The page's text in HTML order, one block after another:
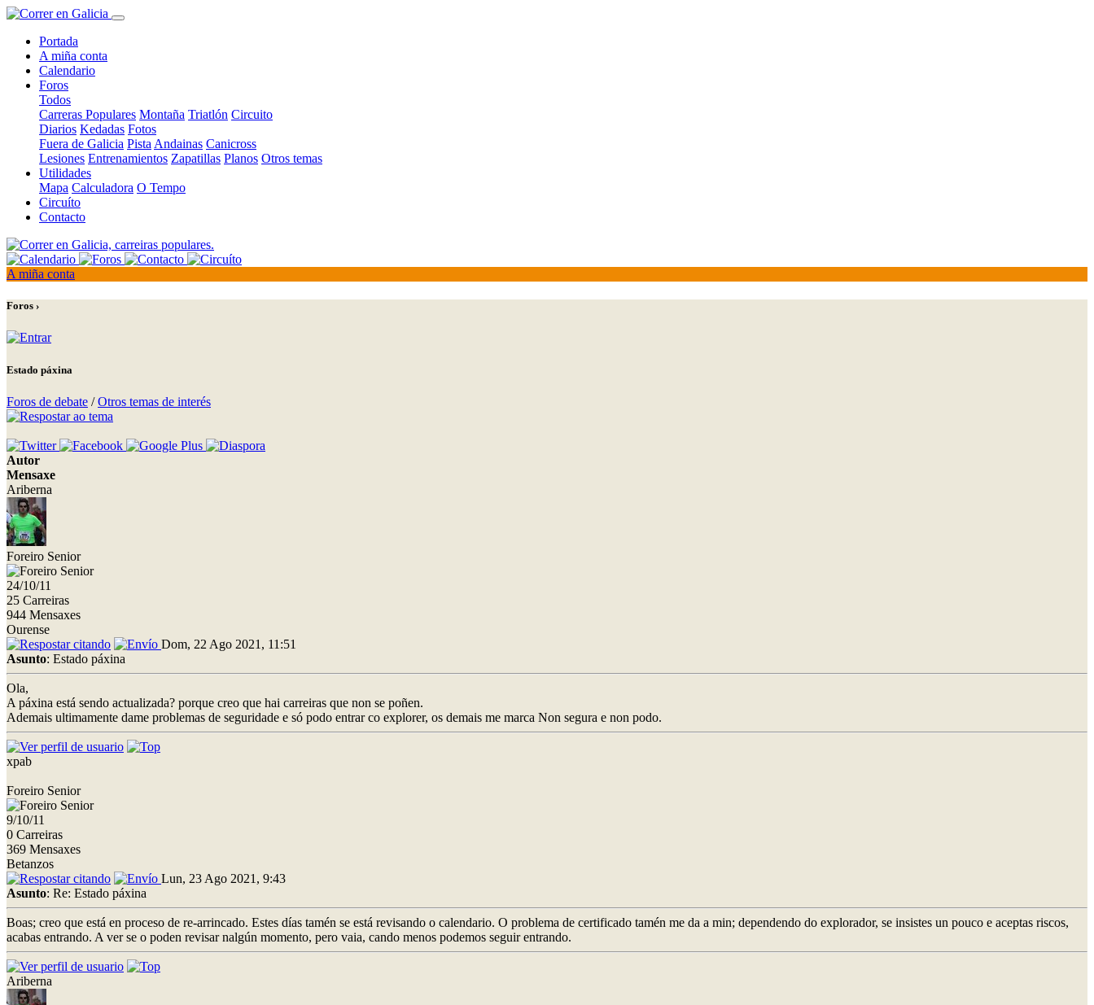
Portada
A miña conta
Calendario
Foros
Todos
Carreras Populares Montaña Triatlón Circuito
Diarios Kedadas Fotos
Fuera de Galicia Pista Andainas Canicross
Lesiones Entrenamientos Zapatillas Planos Otros temas
Utilidades
Mapa Calculadora O Tempo
Circuíto
Contacto
A miña conta
Foros ›
Estado páxina
Foros de debate /Otros temas de interés
Autor
Mensaxe
Ariberna
Foreiro Senior
24/10/11
25 Carreiras
944 Mensaxes
Ourense
Dom, 22 Ago 2021, 11:51
Asunto: Estado páxina
Ola,
A páxina está sendo actualizada? porque creo que hai carreiras que non se poñen.
Ademais ultimamente dame problemas de seguridade e só podo entrar co explorer, os demais me marca Non segura e non podo.
xpab
Foreiro Senior
9/10/11
0 Carreiras
369 Mensaxes
Betanzos
Lun, 23 Ago 2021, 9:43
Asunto: Re: Estado páxina
Boas; creo que está en proceso de re-arrincado. Estes días tamén se está revisando o calendario. O problema de certificado tamén me da a min; dependendo do explorador, se insistes un pouco e aceptas riscos,
acabas entrando. A ver se o poden revisar nalgún momento, pero vaia, cando menos podemos seguir entrando.
Ariberna